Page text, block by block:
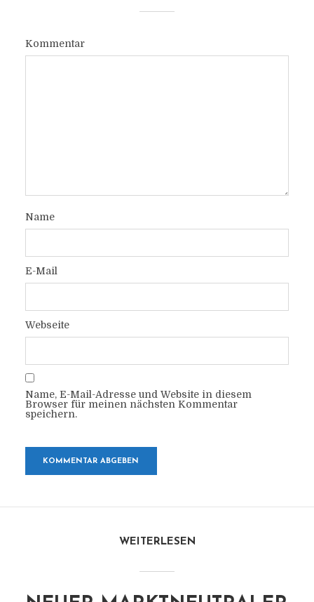
Kommentar
Name
E-Mail
Webseite
Name, E-Mail-Adresse und Website in diesem
Browser für meinen nächsten Kommentar
speichern.
WEITERLESEN